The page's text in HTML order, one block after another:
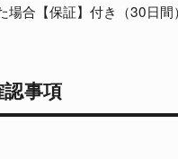
場合【保証】付き（30日間
事項